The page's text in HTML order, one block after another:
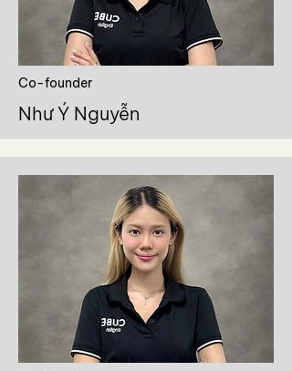
Co-founder
Như Ý Nguyễn